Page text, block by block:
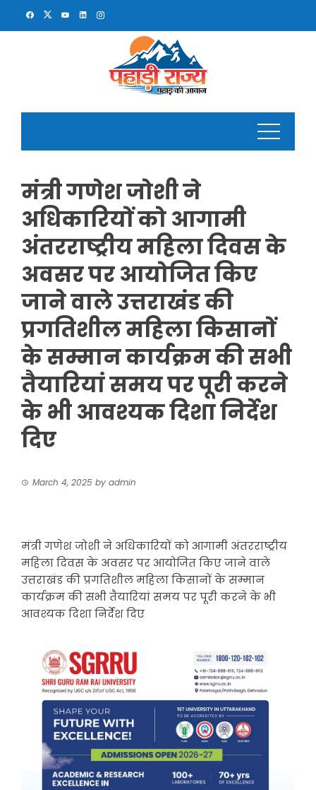
मंत्री गणेश जोशी ने
अधिकारियों को आगामी
अंतरराष्ट्रीय महिला दिवस के
अवसर पर आयोजित किए
जाने वाले उत्तराखंड की
प्रगतिशील महिला किसानों
के सम्मान कार्यक्रम की सभी
तैयारियां समय पर पूरी करने
के भी आवश्यक दिशा निर्देश
दिए
March 4, 2025 by admin
मंत्री गणेश जोशी ने अधिकारियों को आगामी अंतरराष्ट्रीय
महिला दिवस के अवसर पर आयोजित किए जाने वाले
उत्तराखंड की प्रगतिशील महिला किसानों के सम्मान
कार्यक्रम की सभी तैयारियां समय पर पूरी करने के भी
आवश्यक दिशा निर्देश दिए